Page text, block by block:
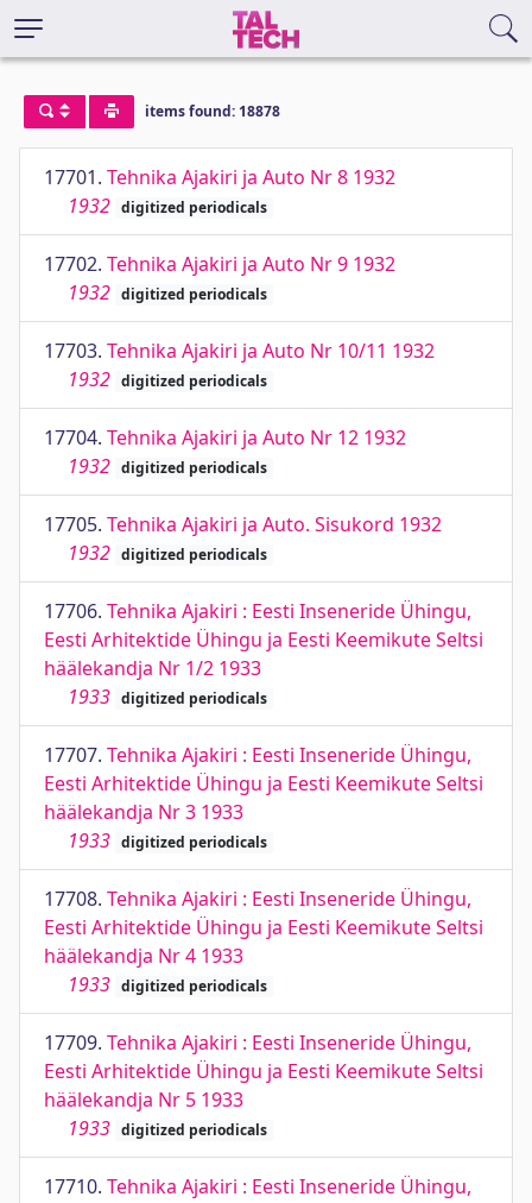
items found: 18878
17701. Tehnika Ajakiri ja Auto Nr 8 1932
1932 digitized periodicals
17702. Tehnika Ajakiri ja Auto Nr 9 1932
1932 digitized periodicals
17703. Tehnika Ajakiri ja Auto Nr 10/11 1932
1932 digitized periodicals
17704. Tehnika Ajakiri ja Auto Nr 12 1932
1932 digitized periodicals
17705. Tehnika Ajakiri ja Auto. Sisukord 1932
1932 digitized periodicals
17706. Tehnika Ajakiri : Eesti Inseneride Ühingu,
Eesti Arhitektide Ühingu ja Eesti Keemikute Seltsi
häälekandja Nr 1/2 1933
1933 digitized periodicals
17707. Tehnika Ajakiri : Eesti Inseneride Ühingu,
Eesti Arhitektide Ühingu ja Eesti Keemikute Seltsi
häälekandja Nr 3 1933
1933 digitized periodicals
17708. Tehnika Ajakiri : Eesti Inseneride Ühingu,
Eesti Arhitektide Ühingu ja Eesti Keemikute Seltsi
häälekandja Nr 4 1933
1933 digitized periodicals
17709. Tehnika Ajakiri : Eesti Inseneride Ühingu,
Eesti Arhitektide Ühingu ja Eesti Keemikute Seltsi
häälekandja Nr 5 1933
1933 digitized periodicals
17710. Tehnika Ajakiri : Eesti Inseneride Ühingu,